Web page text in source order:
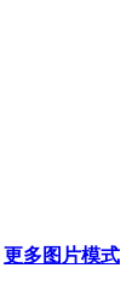
更多图片模式